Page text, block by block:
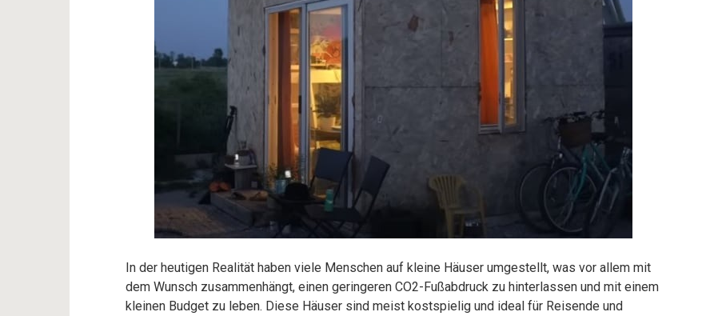
In der heutigen Realität haben viele Menschen auf kleine Häuser umgestellt, was vor allem mit
dem Wunsch zusammenhängt, einen geringeren CO2-Fußabdruck zu hinterlassen und mit einem
kleinen Budget zu leben. Diese Häuser sind meist kostspielig und ideal für Reisende und